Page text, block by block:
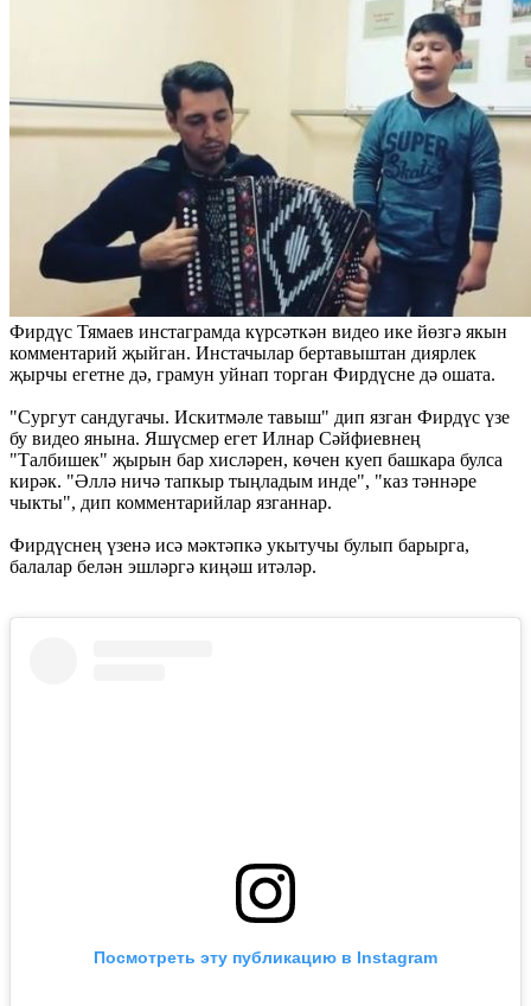
Фирдүс Тямаев инстаграмда күрсәткән видео ике йөзгә якын
комментарий җыйган. Инстачылар бертавыштан диярлек
җырчы егетне дә, грамун уйнап торган Фирдүсне дә ошата.
"Сургут сандугачы. Искитмәле тавыш" дип язган Фирдүс үзе
бу видео янына. Яшүсмер егет Илнар Сәйфиевнең
"Талбишек" җырын бар хисләрен, көчен куеп башкара булса
кирәк. "Әллә ничә тапкыр тыңладым инде", "каз тәннәре
чыкты", дип комментарийлар язганнар.
Фирдүснең үзенә исә мәктәпкә укытучы булып барырга,
балалар белән эшләргә киңәш итәләр.
Посмотреть эту публикацию в Instagram